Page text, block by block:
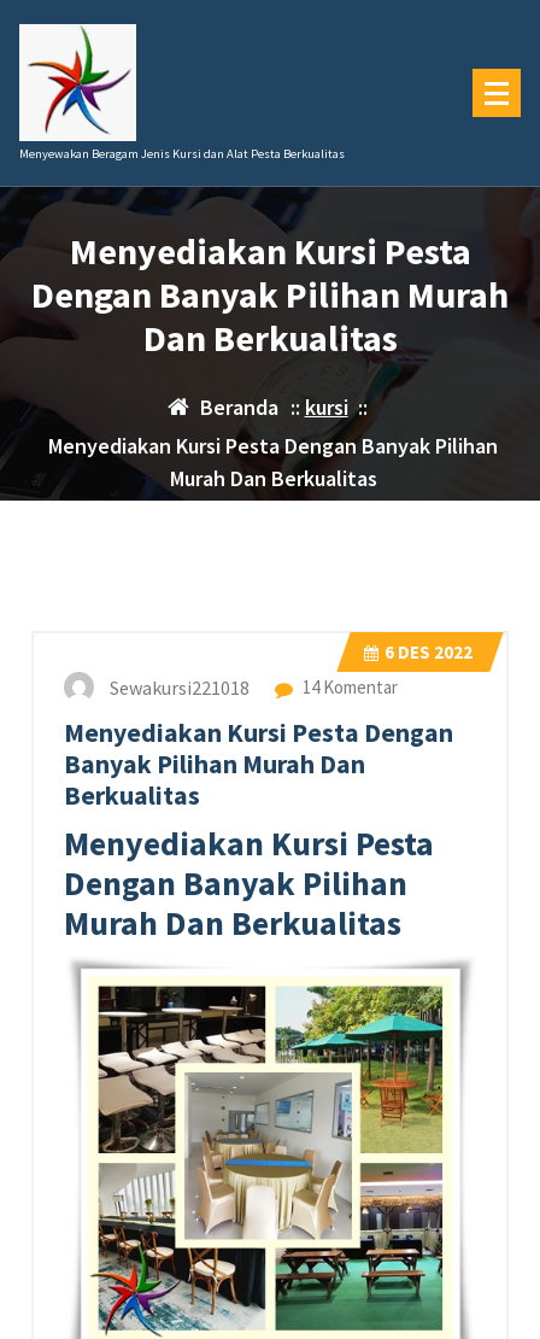
konten
Menyewakan Beragam Jenis Kursi dan Alat Pesta Berkualitas
Menyediakan Kursi Pesta
Dengan Banyak Pilihan Murah
Dan Berkualitas
Beranda :: kursi::
Menyediakan Kursi Pesta Dengan Banyak Pilihan
Murah Dan Berkualitas
6 DES 2022
Sewakursi221018 14 Komentar
Menyediakan Kursi Pesta Dengan
Banyak Pilihan Murah Dan
Berkualitas
Menyediakan Kursi Pesta
Dengan Banyak Pilihan
Murah Dan Berkualitas